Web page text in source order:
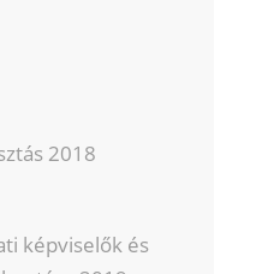
2018
képviselők és